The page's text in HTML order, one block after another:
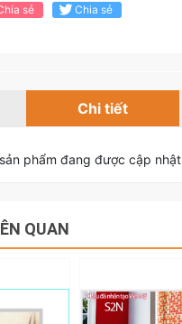
sẻ Chia sẻ
Chi tiết
phẩm đang được cập nhật
QUAN